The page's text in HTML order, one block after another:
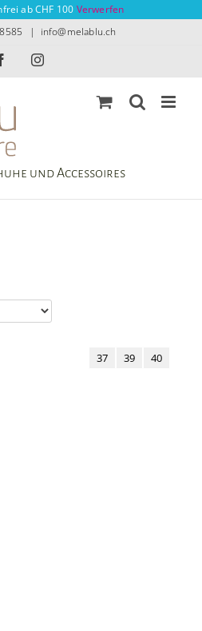
ab CHF 100 Verwerfen
| info@melablu.ch
FacebookInstagram
und Accessoires
37 39 40